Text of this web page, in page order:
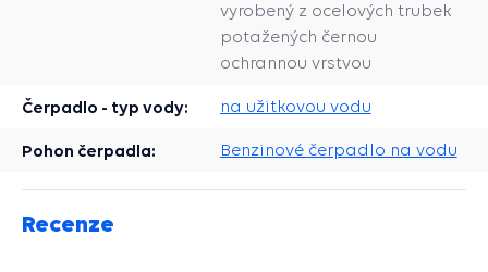
vyrobený z ocelových trubek
potažených černou
ochrannou vrstvou
Čerpadlo - typ vody: na užitkovou vodu
Pohon čerpadla: Benzinové čerpadlo na vodu
Recenze